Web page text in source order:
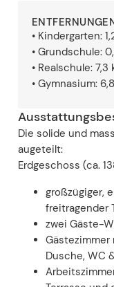
• Kindergarten:
• Grundschule:
• Realschule: 7,3
• Gymnasium:
Die solide und
augeteilt:
Erdgeschoss (ca.
großzügiger,
freitragender
zwei Gäste-
Dusche, WC